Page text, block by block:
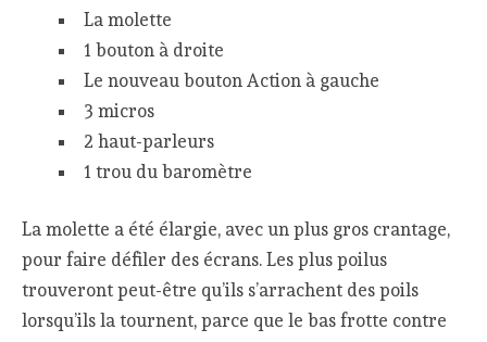
La molette
1 bouton à droite
Le nouveau bouton Action à gauche
3 micros
2 haut-parleurs
1 trou du baromètre
La molette a été élargie, avec un plus gros crantage,
pour faire défiler des écrans. Les plus poilus
trouveront peut-être qu’ils s’arrachent des poils
lorsqu’ils la tournent, parce que le bas frotte contre